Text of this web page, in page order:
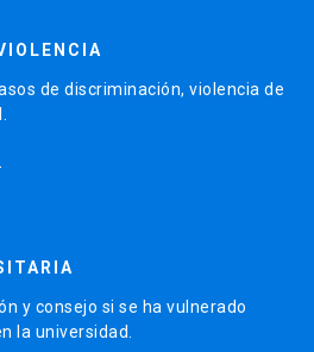
de discriminación, violencia de
y consejo si se ha vulnerado
la universidad.